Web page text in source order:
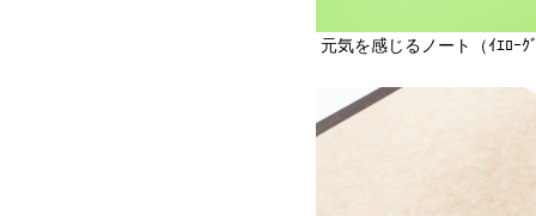
元気を感じるノート（ｲｴﾛｰｸ